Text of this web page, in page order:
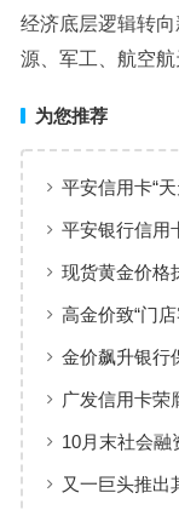
经济底层逻辑转向
源、 军工 、航空
为您推荐
平安信用卡“
平安银行信用
100%有奖
现货黄金价格
暖，有投资者
高金价致“门
金价飙升银行
广发信用卡荣
度重塑服务新
10月末社会融
位、资金供给
又一巨头推出